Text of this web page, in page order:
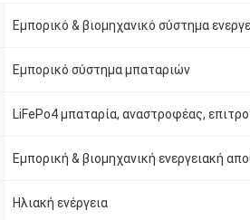
Εμπορικό σύστημα μπαταριών
Ηλιακή ενέργεια